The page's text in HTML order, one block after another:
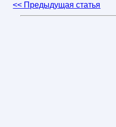
<< Предыдущая статья